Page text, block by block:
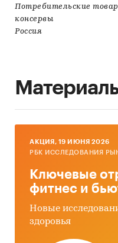
Потребительские
консервы
Россия
AКЦИЯ, 19 ИЮНЯ 2026
РБК ИССЛЕДОВАНИЯ
Ключевые
фитнес и
Новые
здоровья